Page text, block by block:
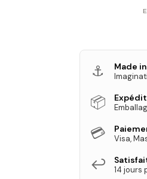
Minimalisme
et
Taches
⚓ Made
📦
💳 Visa,
↩️ 14 jours